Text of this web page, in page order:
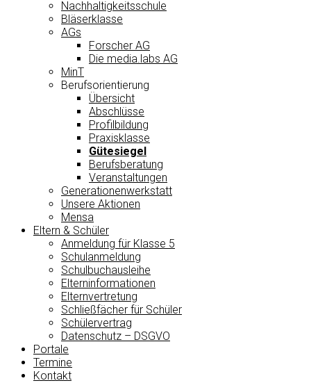
Nachhaltigkeitsschule
Bläserklasse
AGs
Forscher AG
Die media.labs AG
MinT
Berufsorientierung
Übersicht
Abschlüsse
Profilbildung
Praxisklasse
Gütesiegel
Berufsberatung
Veranstaltungen
Generationenwerkstatt
Unsere Aktionen
Mensa
Eltern & Schüler
Anmeldung für Klasse 5
Schulanmeldung
Schulbuchausleihe
Elterninformationen
Elternvertretung
Schließfächer für Schüler
Schülervertrag
Datenschutz – DSGVO
Portale
Termine
Kontakt